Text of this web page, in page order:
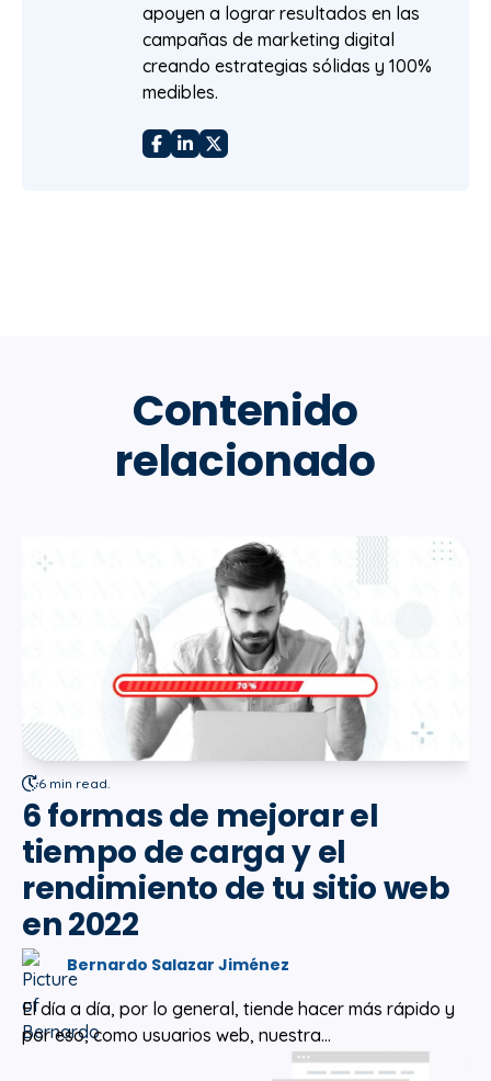
apoyen a lograr resultados en las
campañas de marketing digital
creando estrategias sólidas y 100%
medibles.
Contenido
relacionado
6 min read.
6 formas de mejorar el
tiempo de carga y el
rendimiento de tu sitio web
en 2022
Bernardo Salazar Jiménez
El día a día, por lo general, tiende hacer más rápido y
por eso, como usuarios web, nuestra...